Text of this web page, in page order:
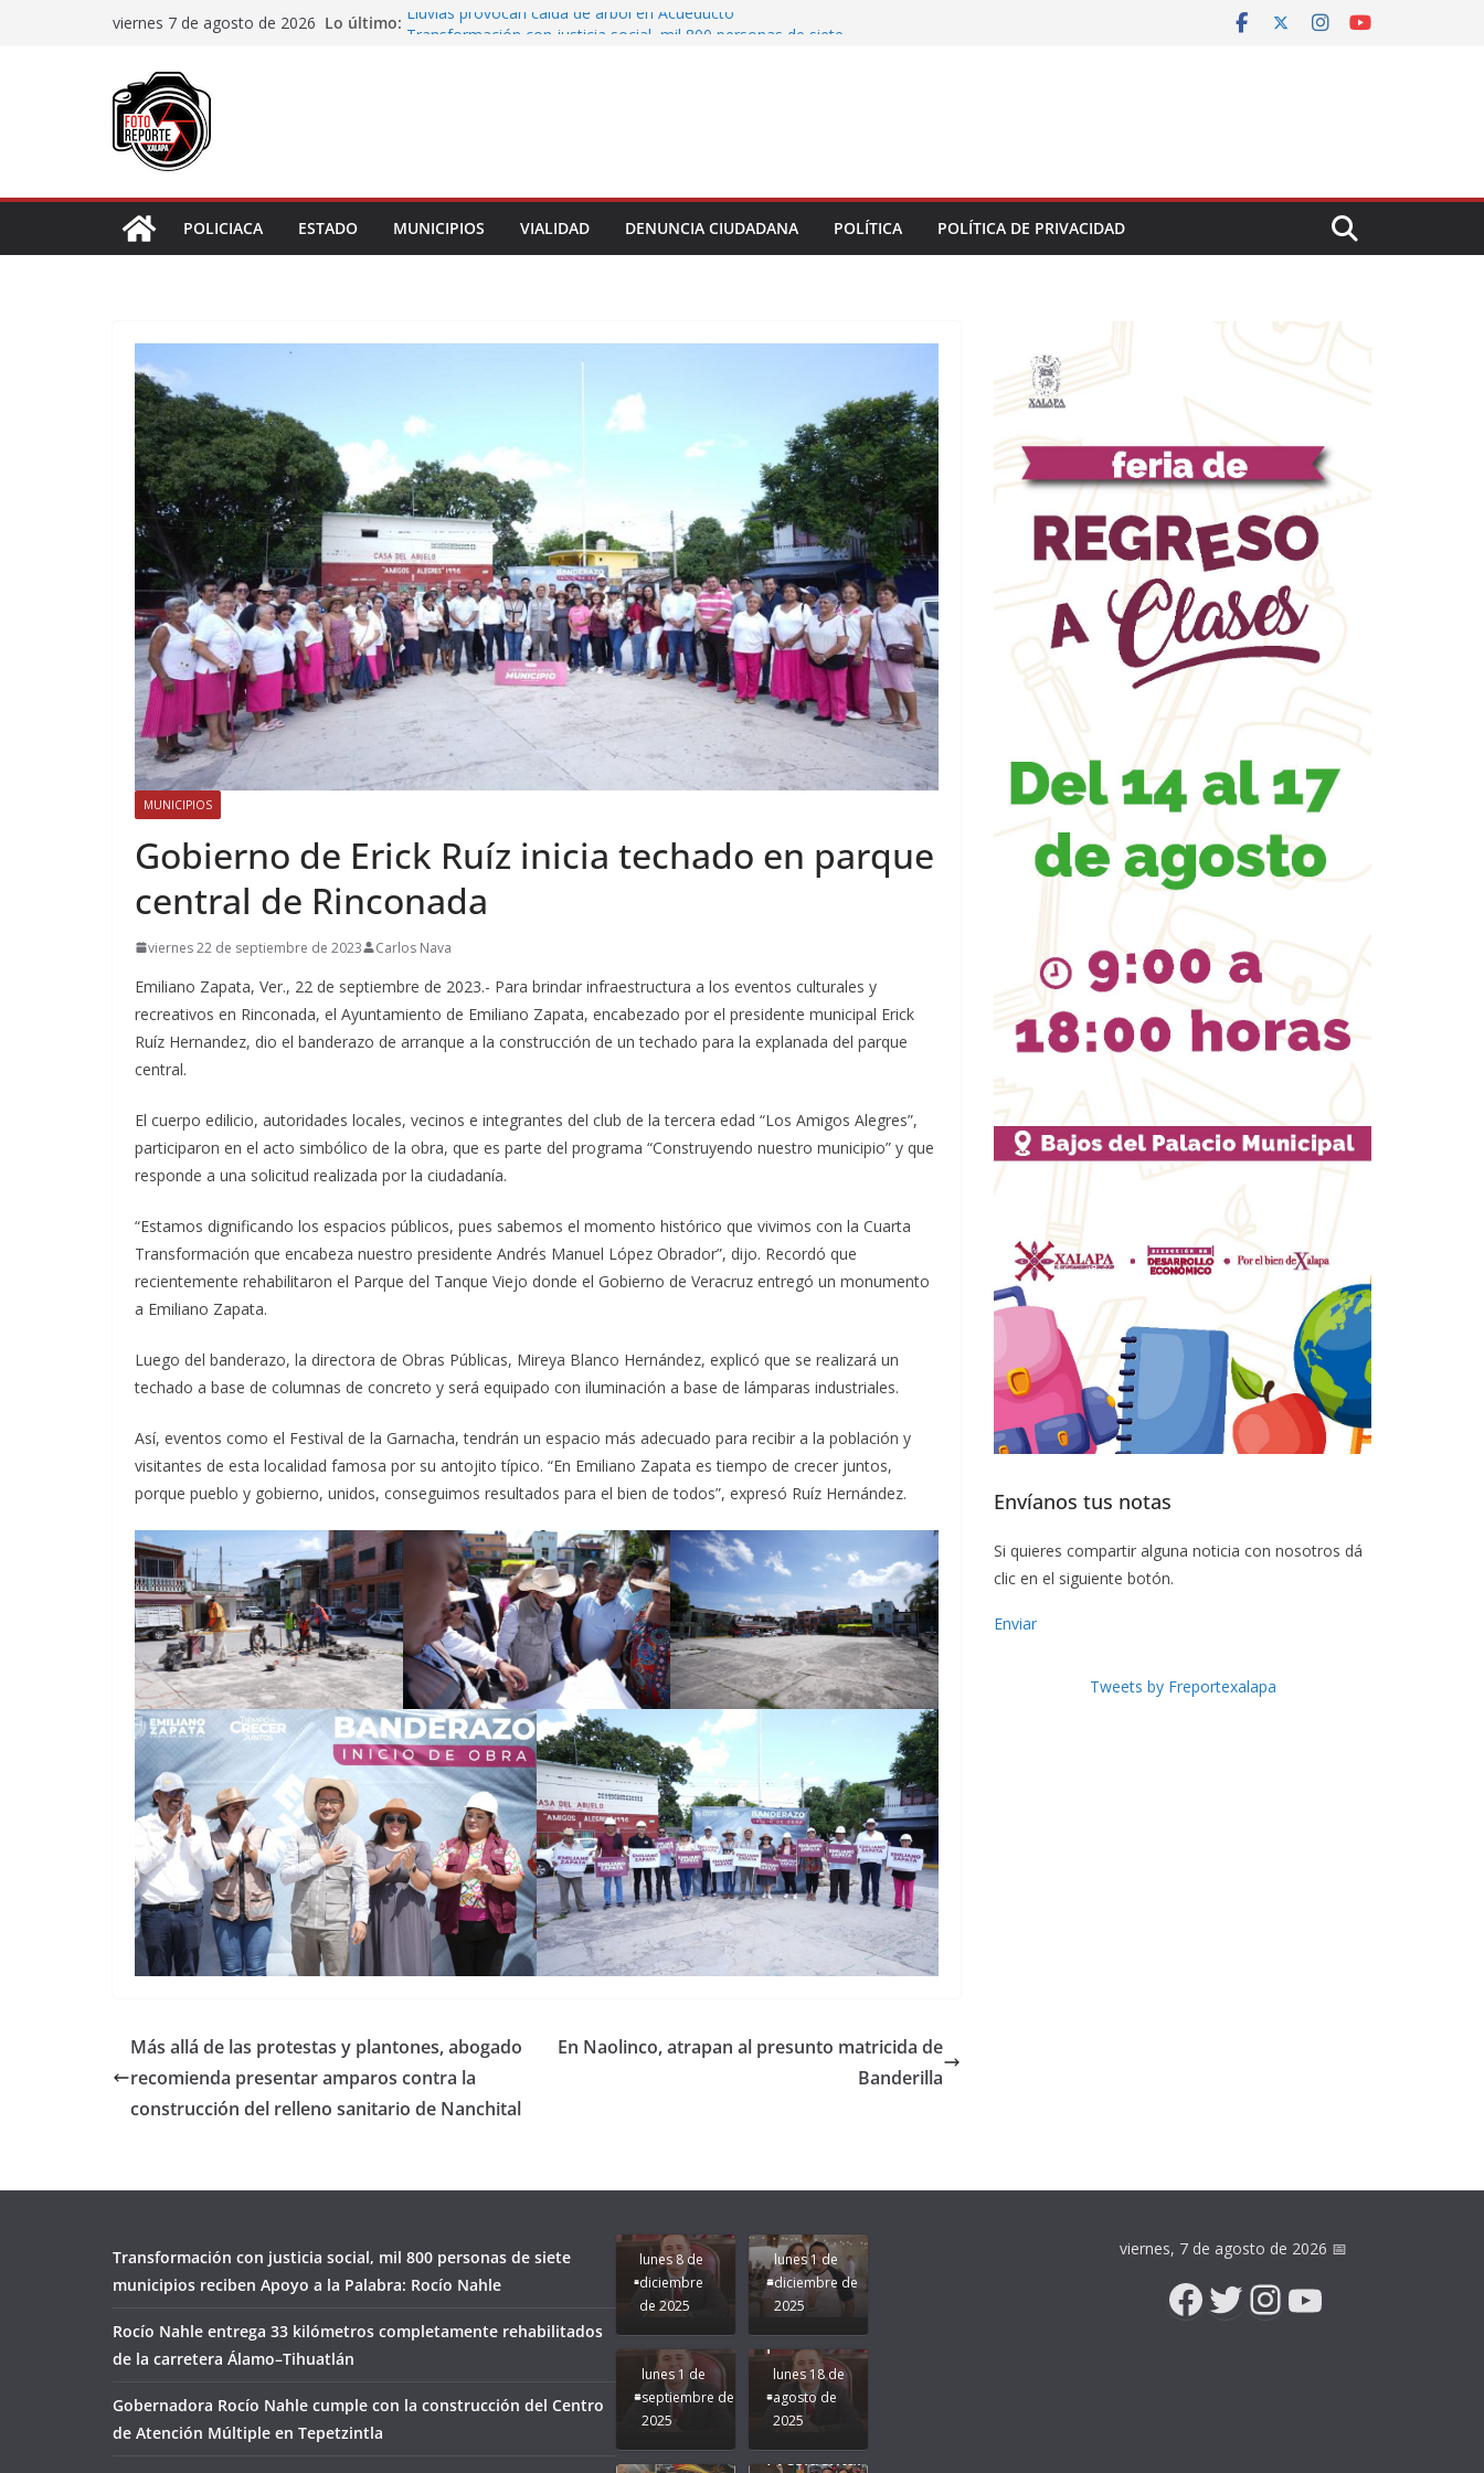
viernes 7 de agosto de 2026 Lo último: Lluvias provocan caída de árbol en Acueducto
incumplimiento de obra y falta de pago
POLICIACA
ESTADO MUNICIPIOS VIALIDAD DENUNCIA CIUDADANA POLÍTICA POLÍTICA DE PRIVACIDAD
MUNICIPIOS
Gobierno de Erick Ruíz inicia techado en parque
central de Rinconada
viernes 22 de septiembre de 2023 Carlos Nava
Emiliano Zapata, Ver., 22 de septiembre de 2023.- Para brindar infraestructura a los eventos culturales y
recreativos en Rinconada, el Ayuntamiento de Emiliano Zapata, encabezado por el presidente municipal Erick
Ruíz Hernandez, dio el banderazo de arranque a la construcción de un techado para la explanada del parque
central.
El cuerpo edilicio, autoridades locales, vecinos e integrantes del club de la tercera edad “Los Amigos Alegres”,
participaron en el acto simbólico de la obra, que es parte del programa “Construyendo nuestro municipio” y que
responde a una solicitud realizada por la ciudadanía.
“Estamos dignificando los espacios públicos, pues sabemos el momento histórico que vivimos con la Cuarta
Transformación que encabeza nuestro presidente Andrés Manuel López Obrador”, dijo. Recordó que
recientemente rehabilitaron el Parque del Tanque Viejo donde el Gobierno de Veracruz entregó un monumento
a Emiliano Zapata.
Luego del banderazo, la directora de Obras Públicas, Mireya Blanco Hernández, explicó que se realizará un
techado a base de columnas de concreto y será equipado con iluminación a base de lámparas industriales.
Así, eventos como el Festival de la Garnacha, tendrán un espacio más adecuado para recibir a la población y
visitantes de esta localidad famosa por su antojito típico. “En Emiliano Zapata es tiempo de crecer juntos,
porque pueblo y gobierno, unidos, conseguimos resultados para el bien de todos”, expresó Ruíz Hernández.
Más allá de las protestas y plantones, abogado
recomienda presentar amparos contra la
construcción del relleno sanitario de Nanchital
En Naolinco, atrapan al presunto matricida de
Banderilla
Envíanos tus notas
Si quieres compartir alguna noticia con nosotros dá
clic en el siguiente botón.
Enviar
Tweets by Freportexalapa
Transformación con justicia social, mil 800 personas de siete
municipios reciben Apoyo a la Palabra: Rocío Nahle
Rocío Nahle entrega 33 kilómetros completamente rehabilitados
de la carretera Álamo–Tihuatlán
Gobernadora Rocío Nahle cumple con la construcción del Centro
de Atención Múltiple en Tepetzintla
lunes 8 de
diciembre
de 2025
lunes 1 de
diciembre de
2025
Apoyo y
Seguimos la
Ruta que
Marca
Nuestra
Rocío Nahle.
lunes 1 de
septiembre de
2025
Pongamos
de moda;
San
Andrés
Tuxtla
presente.
lunes 18 de
agosto de
2025
Difamación
Presidenta!
viernes, 7 de agosto de 2026 📅
Facebook
Twitter
Instagram
YouTube